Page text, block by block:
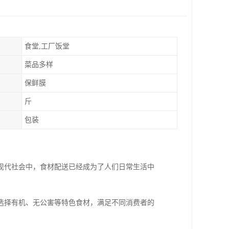
食堂,工厂饭堂
菜品多样
保鲜膜
斤
包装
社会中，食材配送已经成为了人们日常生活中
有机、无公害等特色食材，满足不同消费者的